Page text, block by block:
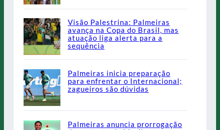
Visão Palestrina: Palmeiras
avança na Copa do Brasil, mas
atuação liga alerta para a
sequência
Palmeiras inicia preparação
para enfrentar o Internacional;
zagueiros são dúvidas
Palmeiras anuncia prorrogação